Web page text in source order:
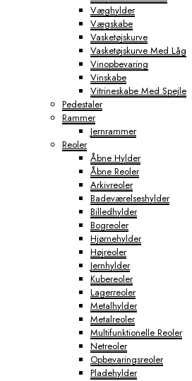
Væghylder
Vægskabe
Vasketøjskurve
Vasketøjskurve Med Låg
Vinopbevaring
Vinskabe
Vitrineskabe Med Spejle
Pedestaler
Rammer
Jernrammer
Reoler
Åbne Hylder
Åbne Reoler
Arkivreoler
Badeværelseshylder
Billedhylder
Bogreoler
Hjørnehylder
Højreoler
Jernhylder
Kubereoler
Lagerreoler
Metalhylder
Metalreoler
Multifunktionelle Reoler
Netreoler
Opbevaringsreoler
Pladehylder